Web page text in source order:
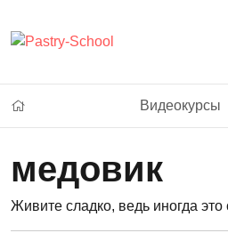
Видеокурсы
медовик
Живите сладко, ведь иногда